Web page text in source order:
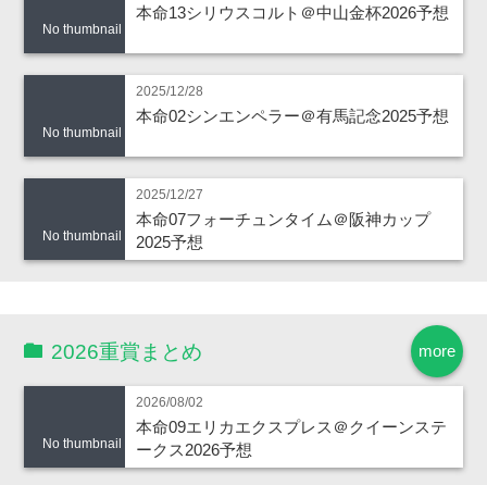
No thumbnail
本命13シリウスコルト＠中山金杯2026予想
No thumbnail
2025/12/28
本命02シンエンペラー＠有馬記念2025予想
No thumbnail
2025/12/27
本命07フォーチュンタイム＠阪神カップ
2025予想
more
2026重賞まとめ
No thumbnail
2026/08/02
本命09エリカエクスプレス＠クイーンステ
ークス2026予想